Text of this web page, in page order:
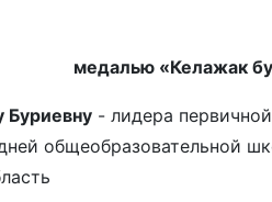
медалью «Келажак
Буриевну - лидера
общеобразовательной